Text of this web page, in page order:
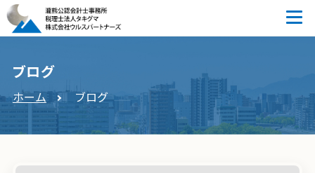
ブログ
ホーム ブログ